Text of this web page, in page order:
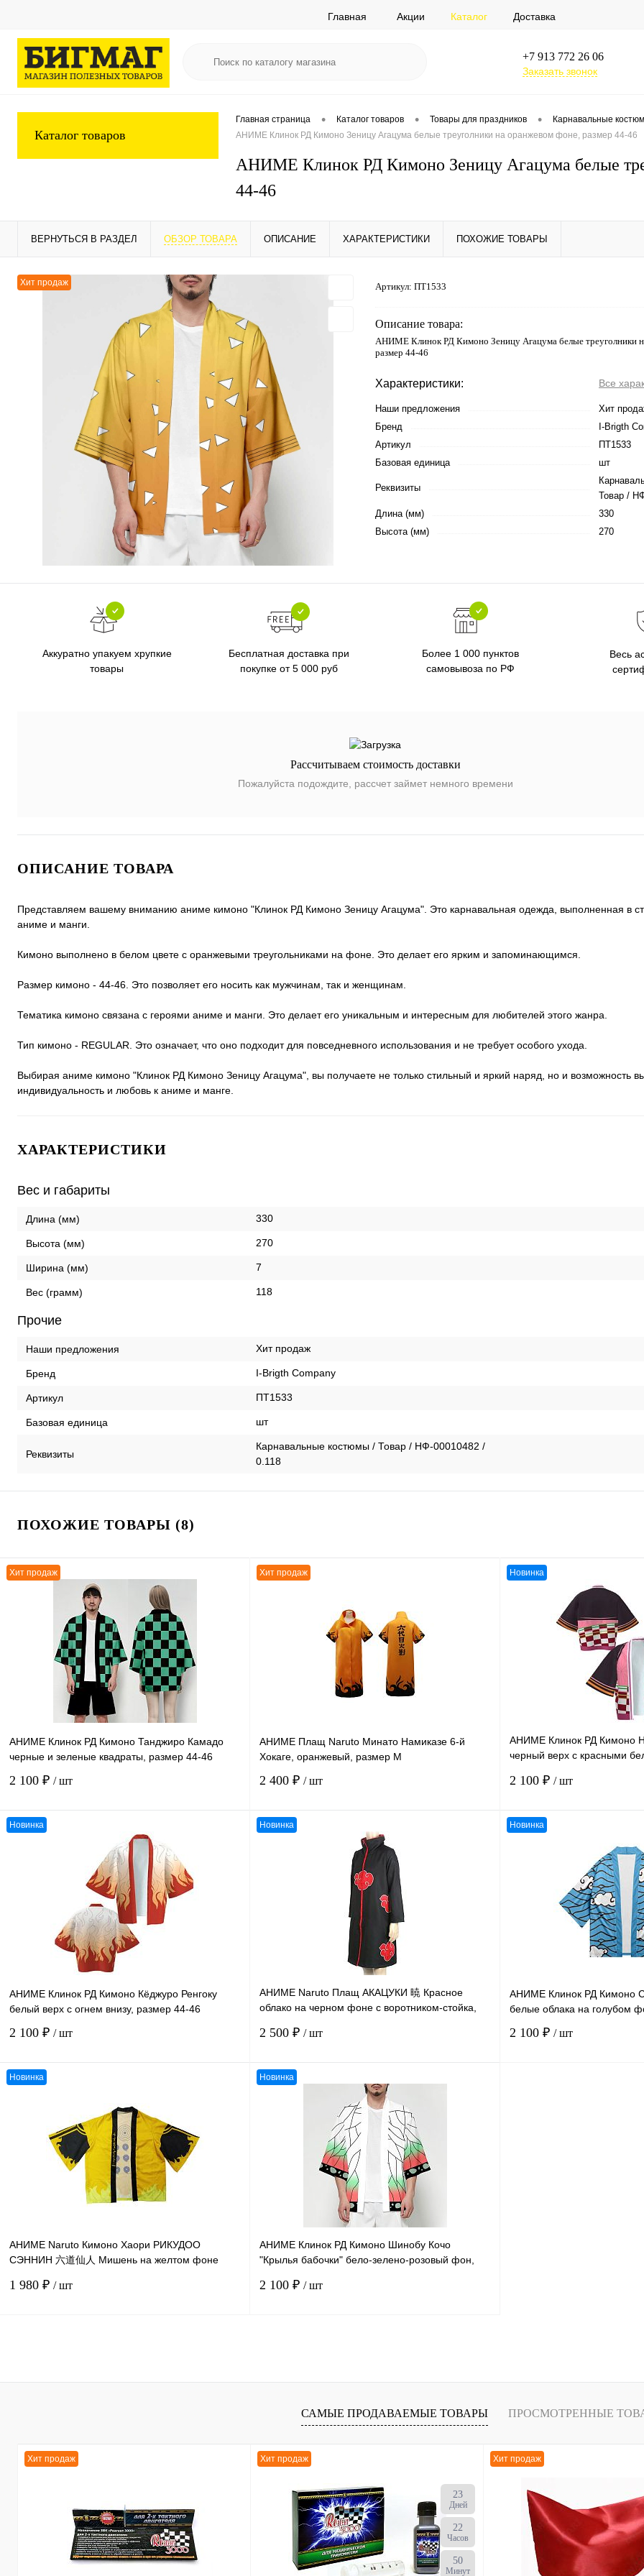
Главная Акции Каталог Доставка
+7 913 772 26 06
Заказать звонок
Каталог товаров
Главная страница • Каталог товаров • Товары для праздников • Карнавальные
АНИМЕ Клинок РД Кимоно Зеницу Агацума белые треуголники на оранжевом фоне, размер 44-46
АНИМЕ Клинок РД Кимоно Зеницу Агацума белые
44-46
ВЕРНУТЬСЯ В РАЗДЕЛ ОБЗОР ТОВАРА ОПИСАНИЕ ХАРАКТЕРИСТИКИ ПОХОЖИЕ ТОВАРЫ
Хит продаж Артикул: ПТ1533
Описание товара:
АНИМЕ Клинок РД Кимоно Зеницу Агацума белые треуголники
размер 44-46
Характеристики: Все
Наши предложения
Хит
Бренд
I-Brigth
Артикул
ПТ1533
Базовая единица
шт
Реквизиты
Товар /
Длина (мм)
330
Высота (мм)
270
Аккуратно упакуем хрупкие
товары
Бесплатная доставка при
покупке от 5 000 руб
Более 1 000 пунктов
самовывоза по РФ
Весь
Рассчитываем стоимость доставки
Пожалуйста подождите, рассчет займет немного времени
ОПИСАНИЕ ТОВАРА
Представляем вашему вниманию аниме кимоно "Клинок РД Кимоно Зеницу Агацума". Это карнавальная одежда, выполненная в
аниме и манги.
Кимоно выполнено в белом цвете с оранжевыми треугольниками на фоне. Это делает его ярким и запоминающимся.
Размер кимоно - 44-46. Это позволяет его носить как мужчинам, так и женщинам.
Тематика кимоно связана с героями аниме и манги. Это делает его уникальным и интересным для любителей этого жанра.
Тип кимоно - REGULAR. Это означает, что оно подходит для повседневного использования и не требует особого ухода.
Выбирая аниме кимоно "Клинок РД Кимоно Зеницу Агацума", вы получаете не только стильный и яркий наряд, но и возможность
индивидуальность и любовь к аниме и манге.
ХАРАКТЕРИСТИКИ
Вес и габариты
Длина (мм) 330
Высота (мм) 270
Ширина (мм) 7
Вес (грамм) 118
Прочие
Наши предложения Хит продаж
Бренд I-Brigth Company
Артикул ПТ1533
Базовая единица шт
Реквизиты
Карнавальные костюмы / Товар / НФ-00010482 /
0.118
ПОХОЖИЕ ТОВАРЫ (8)
Хит продаж
АНИМЕ Клинок РД Кимоно Танджиро Камадо
черные и зеленые квадраты, размер 44-46
2 100 ₽ / шт
В корзину
наличии
Хит продаж
АНИМЕ Плащ Naruto Минато Намиказе 6-й
Хокаге, оранжевый, размер M
2 400 ₽ / шт
наличии
Новинка
АНИМЕ Клинок РД Кимоно
черный верх с красными
2 100 ₽ / шт
В избранное
Новинка
АНИМЕ Клинок РД Кимоно Кёджуро Ренгоку
белый верх с огнем внизу, размер 44-46
2 100 ₽ / шт
К сравнению
В избранное
наличии
Новинка
АНИМЕ Naruto Плащ АКАЦУКИ 暁 Красное
облако на черном фоне с воротником-стойка,
2 500 ₽ / шт
наличии
Новинка
АНИМЕ Клинок РД Кимоно
белые облака на голубом
2 100 ₽ / шт
Новинка
АНИМЕ Naruto Кимоно Хаори РИКУДОО
СЭННИН 六道仙人 Мишень на желтом фоне
1 980 ₽ / шт
К сравнению
Новинка
АНИМЕ Клинок РД Кимоно Шинобу Кочо
"Крылья бабочки" бело-зелено-розовый фон,
2 100 ₽ / шт
К сравнению
САМЫЕ ПРОДАВАЕМЫЕ ТОВАРЫ ПРОСМОТРЕННЫЕ
Хит продаж Хит продаж
23
Дней
22
Часов
50
Минут
Хит продаж